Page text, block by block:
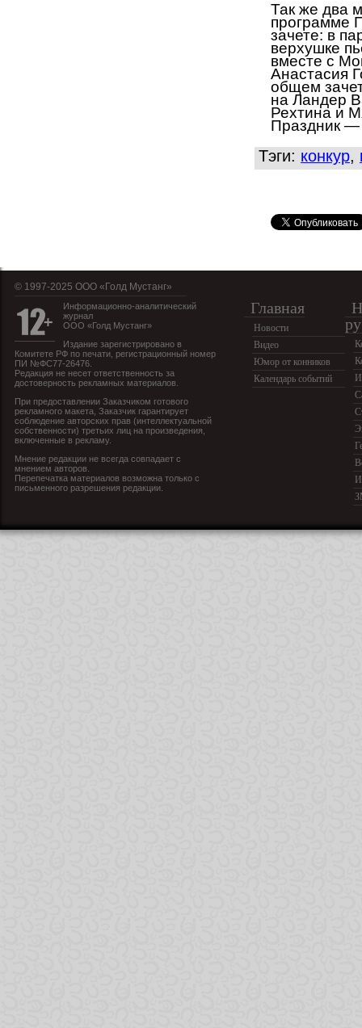
Так же два
программе
зачете: в
верхушке
вместе с
Анастасия
общем
на Ландер
Рехтина и
Праздник —
Тэги: конкур,
© 1997-2025 OOO «Голд Мустанг»
Информационно-аналитический
журнал
ООО «Голд Мустанг»
Издание зарегистрировано в
Комитете РФ по печати, регистрационный номер
ПИ №ФС77-26476.
Редакция не несет ответственность за
достоверность рекламных материалов.
При предоставлении Заказчиком готового
рекламного макета, Заказчик гарантирует
соблюдение авторских прав (интеллектуальной
собственности) третьих лиц на произведения,
включенные в рекламу.
Мнение редакции не всегда совпадает с
мнением авторов.
Перепечатка материалов возможна только с
письменного разрешения редакции.
Главная
Новости
Видео
Юмор от конников
Календарь событий